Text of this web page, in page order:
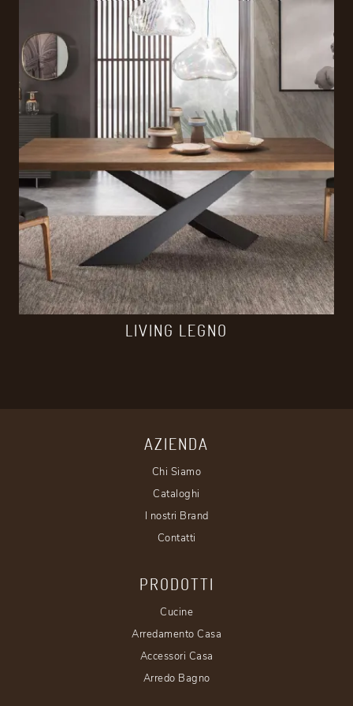
LIVING LEGNO
AZIENDA
Chi Siamo
Cataloghi
I nostri Brand
Contatti
PRODOTTI
Cucine
Arredamento Casa
Accessori Casa
Arredo Bagno